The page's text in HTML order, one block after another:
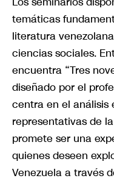
temáticas
literatura
ciencias sociales.
encuentra “Tres
diseñado por el
centra en el análisis
representativas de
promete ser una
quienes deseen
Venezuela a través